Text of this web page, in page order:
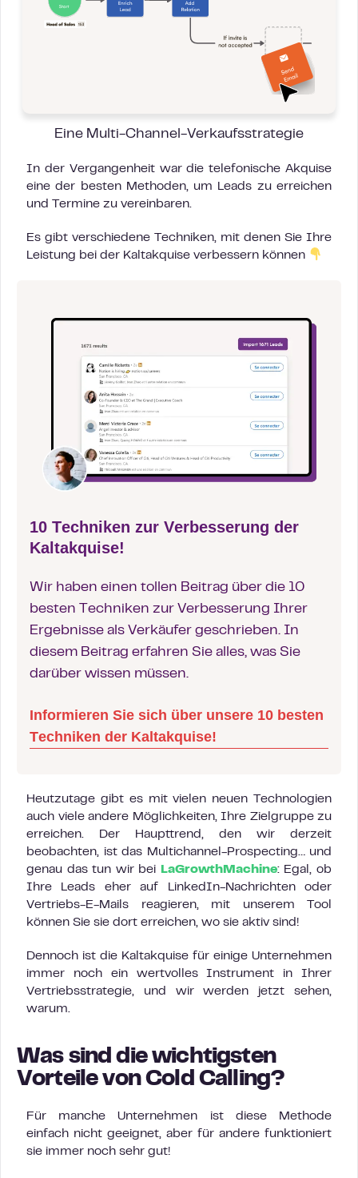
Eine Multi-Channel-Verkaufsstrategie
In der Vergangenheit war die telefonische Akquise
eine der besten Methoden, um Leads zu erreichen
und Termine zu vereinbaren.
Es gibt verschiedene Techniken, mit denen Sie Ihre
Leistung bei der Kaltakquise verbessern können
10 Techniken zur Verbesserung der
Kaltakquise!
Wir haben einen tollen Beitrag über die 10
besten Techniken zur Verbesserung Ihrer
Ergebnisse als Verkäufer geschrieben. In
diesem Beitrag erfahren Sie alles, was Sie
darüber wissen müssen.
Informieren Sie sich über unsere 10 besten
Techniken der Kaltakquise!
Heutzutage gibt es mit vielen neuen Technologien
auch viele andere Möglichkeiten, Ihre Zielgruppe zu
erreichen. Der Haupttrend, den wir derzeit
beobachten, ist das Multichannel-Prospecting… und
genau das tun wir bei
LaGrowthMachine: Egal, ob
Ihre Leads eher auf LinkedIn-Nachrichten oder
Vertriebs-E-Mails reagieren, mit unserem Tool
können Sie sie dort erreichen, wo sie aktiv sind!
Dennoch ist die Kaltakquise für einige Unternehmen
immer noch ein wertvolles Instrument in Ihrer
Vertriebsstrategie, und wir werden jetzt sehen,
warum.
Was sind die wichtigsten
Vorteilevon Cold Calling?
Für manche Unternehmen ist diese Methode
einfach nicht geeignet, aber für andere funktioniert
sie immer noch sehr gut!